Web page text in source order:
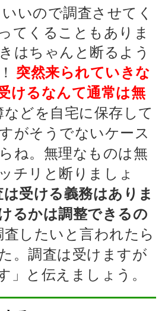
いので調査させてく
てくることもありま
はちゃんと断るよう
突然来られていきな
けるなんて通常は無
などを自宅に保存して
がそうでないケース
ね。無理なものは無
チリと断りましょ
受ける義務はありま
るかは調整できるの
査したいと言われたら
。調査は受けますが
」と伝えましょう。